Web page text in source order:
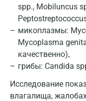
spp., Mobiluncus
микоплазмы:
Mycoplasma
качественно),
грибы: Candida
Исследование
влагалища,